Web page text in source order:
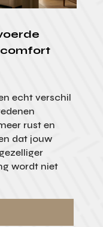
comfort
echt verschil
rust en
dat jouw
wordt niet